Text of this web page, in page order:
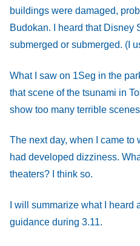
buildings were damaged,
Budokan. I heard that Disney
submerged or submerged. (I
What I saw on 1Seg in the
that scene of the tsunami in
show too many terrible
The next day, when I came to
had developed dizziness.
theaters? I think so.
I will summarize what I
guidance during 3.11.